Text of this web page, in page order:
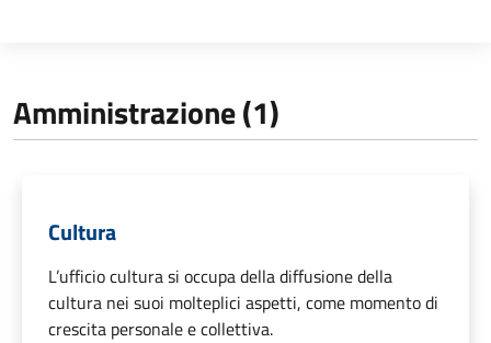
Amministrazione (1)
Cultura
L’ufficio cultura si occupa della diffusione della
cultura nei suoi molteplici aspetti, come momento di
crescita personale e collettiva.